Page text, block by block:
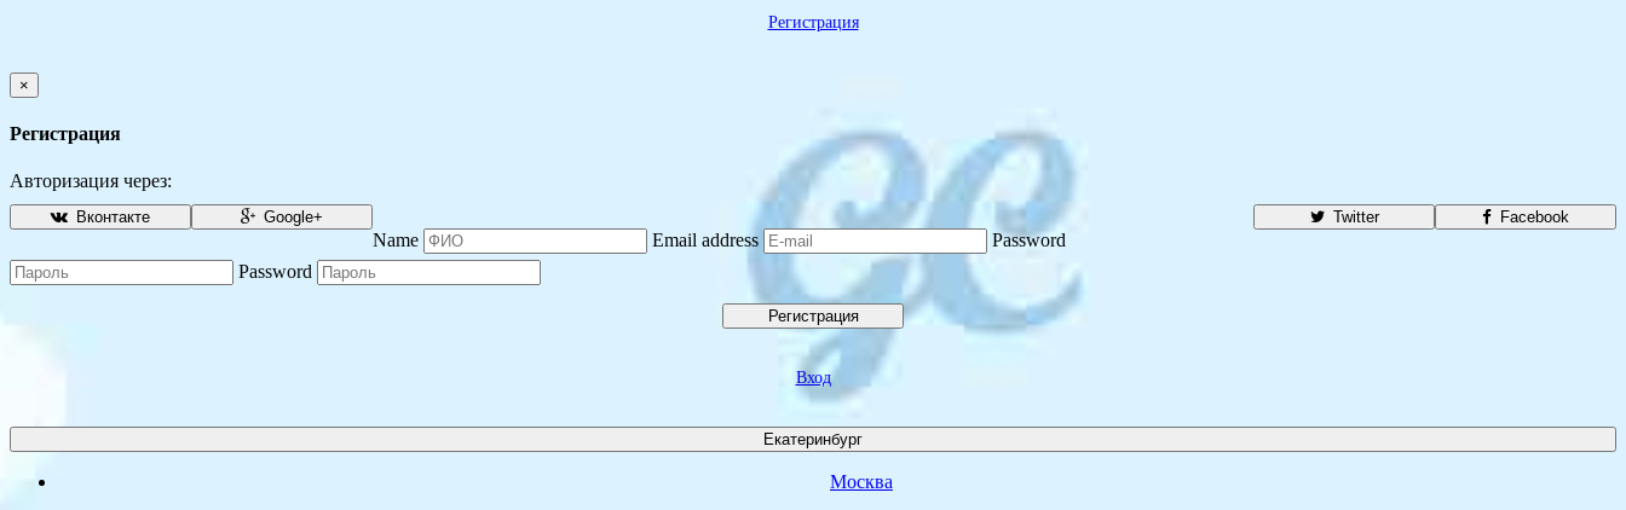
Регистрация
×
Регистрация
Авторизация через:
Facebook
Вконтакте Twitter
Google+
Name Email address
Password
Password
Регистрация
Вход
Екатеринбург
Москва